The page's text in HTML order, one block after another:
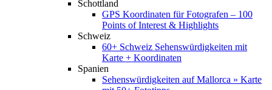
Schottland
GPS Koordinaten für Fotografen – 100
Points of Interest & Highlights
Schweiz
60+ Schweiz Sehenswürdigkeiten mit
Karte + Koordinaten
Spanien
Sehenswürdigkeiten auf Mallorca » Karte